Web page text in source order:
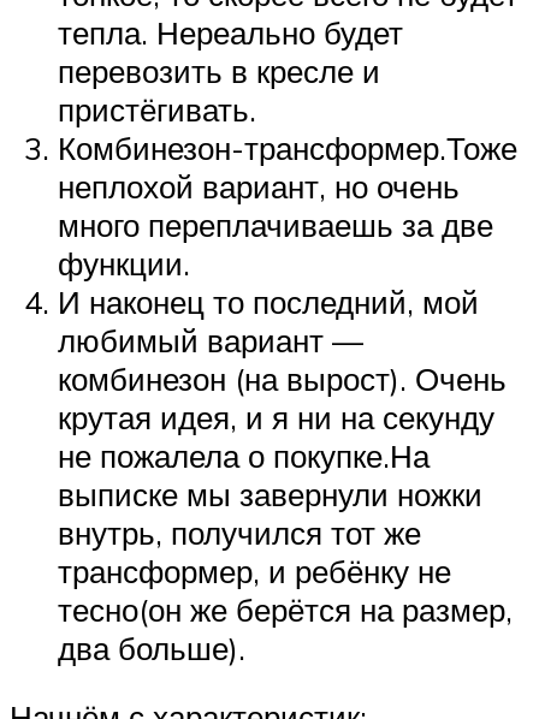
тепла. Нереально будет
перевозить в кресле и
пристёгивать.
Комбинезон-трансформер.Тоже
неплохой вариант, но очень
много переплачиваешь за две
функции.
И наконец то последний, мой
любимый вариант —
комбинезон (на вырост). Очень
крутая идея, и я ни на секунду
не пожалела о покупке.На
выписке мы завернули ножки
внутрь, получился тот же
трансформер, и ребёнку не
тесно(он же берётся на размер,
два больше).